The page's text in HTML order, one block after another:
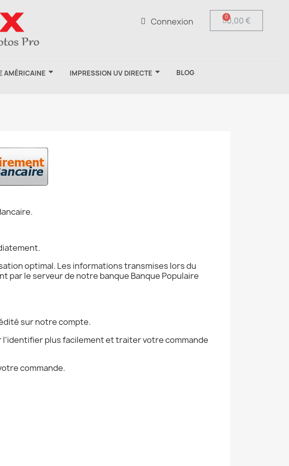
Connexion 0,00 €
AMÉRICAINE IMPRESSION UV DIRECTE BLOG
optimal. Les informations transmises lors du
par le serveur de notre banque Banque Populaire
sur notre compte.
l’identifier plus facilement et traiter votre commande
commande.